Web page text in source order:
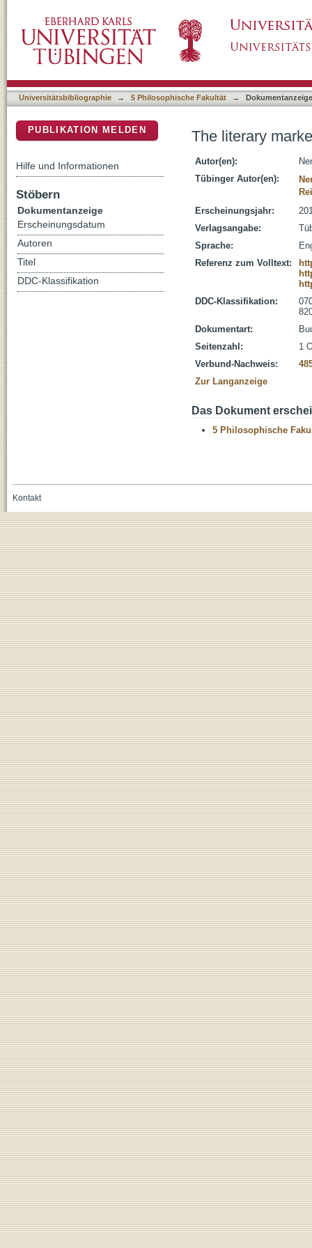
Universitätsbibliographie → 5 Philosophische Fakultät → Dokumentanzeige
The literary
Autor(en):
Tübinger Autor(en):
Erscheinungsjahr:
Verlagsangabe:
Sprache:
Referenz zum Volltext:
DDC-Klassifikation:
Dokumentart:
Seitenzahl:
1
Verbund-Nachweis:
Zur Langanzeige
Das Dokument
5 Philosophische
PUBLIKATION MELDEN
Hilfe und Informationen
Stöbern
Dokumentanzeige
Erscheinungsdatum
Autoren
Titel
DDC-Klassifikation
Kontakt